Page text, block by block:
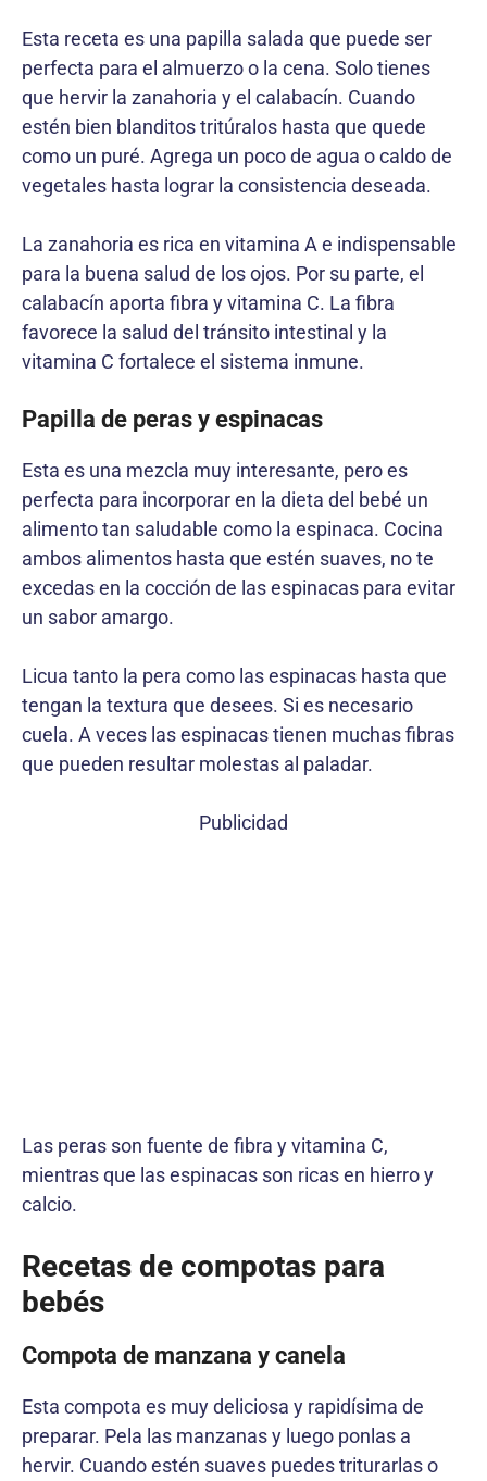
Esta receta es una papilla salada que puede ser
perfecta para el almuerzo o la cena. Solo tienes
que hervir la zanahoria y el calabacín. Cuando
estén bien blanditos tritúralos hasta que quede
como un puré. Agrega un poco de agua o caldo de
vegetales hasta lograr la consistencia deseada.
La zanahoria es rica en vitamina A e indispensable
para la buena salud de los ojos. Por su parte, el
calabacín aporta fibra y vitamina C. La fibra
favorece la salud del tránsito intestinal y la
vitamina C fortalece el sistema inmune.
Papilla de peras y espinacas
Esta es una mezcla muy interesante, pero es
perfecta para incorporar en la dieta del bebé un
alimento tan saludable como la espinaca. Cocina
ambos alimentos hasta que estén suaves, no te
excedas en la cocción de las espinacas para evitar
un sabor amargo.
Licua tanto la pera como las espinacas hasta que
tengan la textura que desees. Si es necesario
cuela. A veces las espinacas tienen muchas fibras
que pueden resultar molestas al paladar.
Publicidad
Las peras son fuente de fibra y vitamina C,
mientras que las espinacas son ricas en hierro y
calcio.
Recetas de compotas para
bebés
Compota de manzana y canela
Esta compota es muy deliciosa y rapidísima de
preparar. Pela las manzanas y luego ponlas a
hervir. Cuando estén suaves puedes triturarlas o